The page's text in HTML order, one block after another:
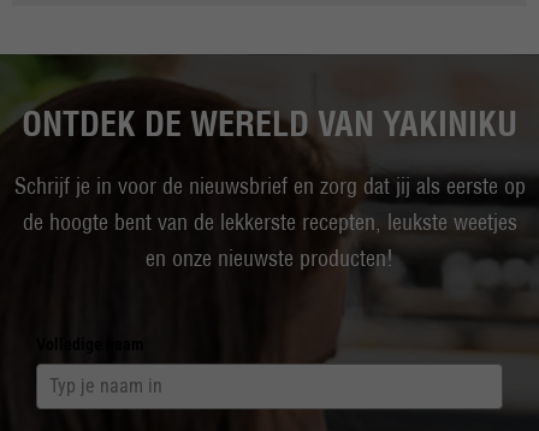
ONTDEK DE WERELD VAN YAKINIKU
Schrijf je in voor de nieuwsbrief en zorg dat jij als eerste op
de hoogte bent van de lekkerste recepten, leukste weetjes
en onze nieuwste producten!